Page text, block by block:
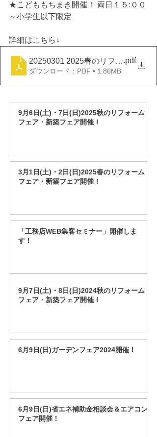
★こどももちまき開催！ 両日１５:００
～小学生以下限定
詳細はこちら↓
20250301 2025春のリフォーム・新
.pdf
ダウンロード：PDF • 1.86MB
9月6日(土)・7日(日)2025秋のリフォーム
フェア・新築フェア開催！
3月1日(土)・2日(日)2025春のリフォーム
フェア・新築フェア開催！
「工務店WEB集客セミナー」開催しま
す！
9月7日(土)・8日(日)2024秋のリフォーム
フェア・新築フェア開催！
6月9日(日)ガーデンフェア2024開催！
6月9日(日)省エネ補助金相談会＆エアコン
フェア開催！